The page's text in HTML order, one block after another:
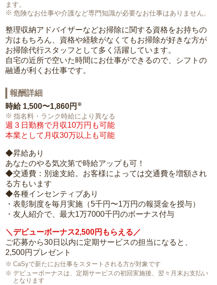
ます。
危険なお仕事や介護など専門知識が必要なお仕事はありません。
整理収納アドバイザーなどお掃除に関する資格をお持ちの
方はもちろん、資格や経験がなくてもお掃除が好きな方が
お掃除代行スタッフとして多く活躍しています。
自宅の近所で空いた時間にお仕事ができるので、シフトの
融通が利くお仕事です。
報酬詳細
時給 1,500〜1,860円 ※
指名料・ランク時給により異なる
週３日勤務で月収10万円も可能
本業として月収30万以上も可能
◆昇給あり
あなたのやる気次第で時給アップも可！
◆交通費：別途支給。お客様によっては交通費を増額され
る方もいます
◆各種インセンティブあり
・表彰制度を毎月実施（5千円〜1万円の報奨金を授与）
・友人紹介で、最大1万7000千円のボーナス付与
＼デビューボーナス2,500円もらえる／
ご応募から30日以内に定期サービスの担当になると、
2,500円プレゼント
CaSyで新たにお仕事をスタートされる方が対象です
デビューボーナスは、定期サービスの初回実施後、翌々月末お支払い
となります